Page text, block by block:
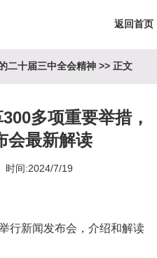
返回首页
二十届三中全会精神>> 正文
多项重要举措，
会最新解读
间:2024/7/19
行新闻发布会，介绍和解读